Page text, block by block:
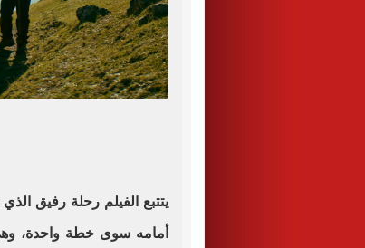
يتتبع الفيلم رحلة رفيق
أمامه سوى خطة واحدة،